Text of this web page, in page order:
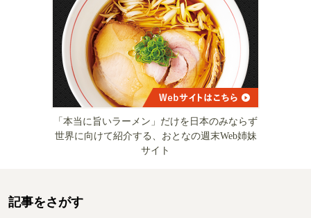
「本当に旨いラーメン」だけを日本のみならず
世界に向けて紹介する、おとなの週末Web姉妹
サイト
記事をさがす